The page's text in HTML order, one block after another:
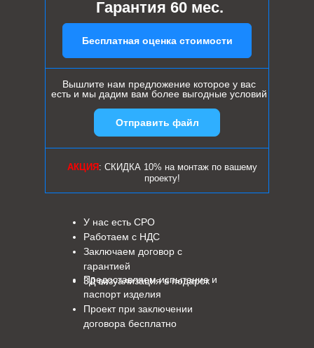
Гарантия 60 мес.
Бесплатная оценка стоимости
Вышлите нам предложение которое у вас
есть и мы дадим вам более выгодные условий
АКЦИЯ : СКИДКА 10% на монтаж по вашему
проекту!
Предоставляем испытание и
паспорт изделия
Проект при заключении
договора бесплатно
У нас есть СРО
Работаем с НДС
Заключаем договор с
гарантией
3Д визуализация в подарок
Отправить файл